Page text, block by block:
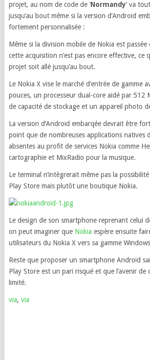
projet, au nom de code de ‘Normandy‘ va
jusqu’au bout même si la version d’Android
fortement personnalisée :
Même si la division mobile de Nokia est
cette acquisition n’est pas encore effective, ce
projet soit allé jusqu’au bout.
Le Nokia X vise le marché d’entrée de gamme
pouces, un processeur dual-core aidé par 512
de capacité de stockage et un appareil photo
La version d’Android embarqée devrait être
point que de nombreuses applications natives
absentes au profit de services Nokia comme
cartographie et MixRadio pour la musique.
Le terminal n’intègrerait même pas la
Play Store mais plutôt une boutique Nokia.
Le design de son smartphone reprenant celui
on peut imaginer que Nokia espère ensuite
utilisateurs du Nokia X vers sa gamme
Reste que proposer un smartphone Android
Play Store est un pari risqué et que l’avenir de
limité.
via, via